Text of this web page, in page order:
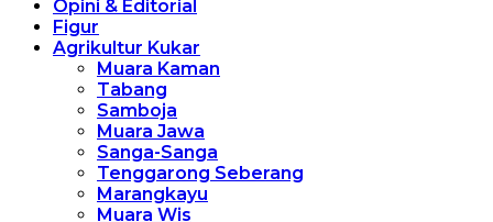
Opini & Editorial
Figur
Agrikultur Kukar
Muara Kaman
Tabang
Samboja
Muara Jawa
Sanga-Sanga
Tenggarong Seberang
Marangkayu
Muara Wis